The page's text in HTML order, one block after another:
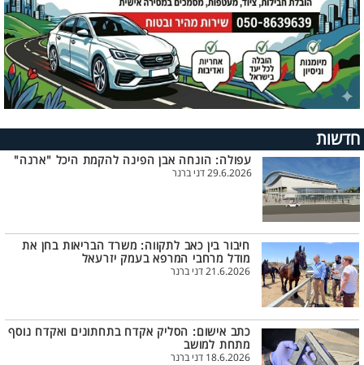
חדשות
עפולה: הונחה אבן הפינה להקמת היכל "ארנה"
29.6.2026 דני ברנר
חיבור בין כאב לתקווה: משרד הבריאות בחן את
מודל מרחבי המרפא בעמק יזרעאל
21.6.2026 דני ברנר
כתב אישום: הסליק אקדח בתחתונים ואקדח נוסף
מתחת למושב
18.6.2026 דני ברנר